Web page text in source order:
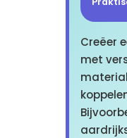
Creëer
met